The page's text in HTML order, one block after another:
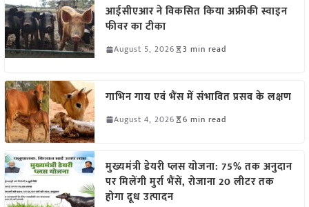
आईसीएआर ने विकसित किया अफ्रीकी स्वाइन
फीवर का टीका
August 5, 2026 3 min read
गाभिन गाय एवं भैंस में संभावित प्रसव के लक्षण
August 4, 2026 6 min read
मुख्यमंत्री डेयरी प्लस योजना: 75% तक अनुदान
पर मिलेंगी मुर्रा भैंसें, रोजाना 20 लीटर तक
होगा दूध उत्पादन